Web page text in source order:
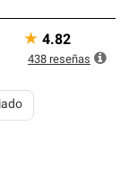
★ 4.82
438 reseñas